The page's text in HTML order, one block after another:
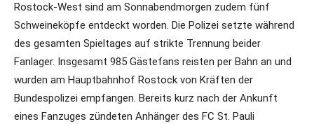
Rostock-West sind am Sonnabendmorgen zudem fünf
Schweineköpfe entdeckt worden. Die Polizei setzte während
des gesamten Spieltages auf strikte Trennung beider
Fanlager. Insgesamt 985 Gästefans reisten per Bahn an und
wurden am Hauptbahnhof Rostock von Kräften der
Bundespolizei empfangen. Bereits kurz nach der Ankunft
eines Fanzuges zündeten Anhänger des FC St. Pauli